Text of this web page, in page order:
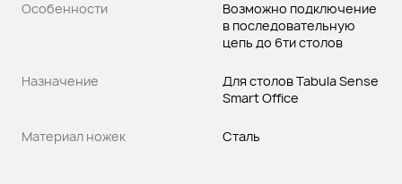
Особенности
Возможно подключение
в последовательную
цепь до 6ти столов
Назначение
Для столов Tabula Sense
Smart Office
Материал ножек Сталь